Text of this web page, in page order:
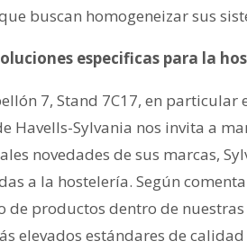
buscan homogeneizar sus
especificas para la
7, Stand 7C17, en
Havells-Sylvania nos invita a
novedades de sus marcas,
a la hostelería. Según
productos dentro de
elevados estándares de